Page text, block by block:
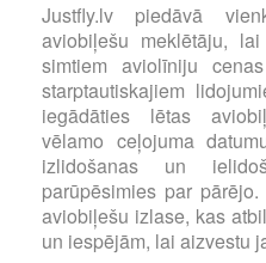
Justfly.lv piedāvā
aviobiļešu meklētāju,
simtiem aviolīniju
starptautiskajiem
iegādāties lētas
vēlamo ceļojuma
izlidošanas un
parūpēsimies par
aviobiļešu izlase, kas
un iespējām, lai aizvestu